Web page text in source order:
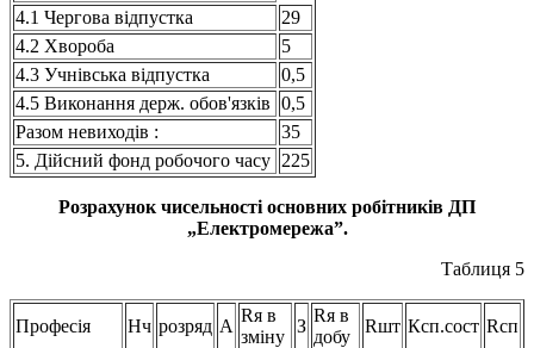
4.1 Чергова відпустка
29
4.2 Хвороба
5
4.3 Учнівська відпустка
0,5
4.5 Виконання держ. обов'язків 0,5
Разом невиходів :
35
5. Дійсний фонд робочого часу 225
Розрахунок чисельності основних робітників ДП
„Електромережа”.
Таблиця 5
Професія Нч розряд А
Rя в
зміну
З
Rя в
добу
Rшт Ксп.сост Rсп